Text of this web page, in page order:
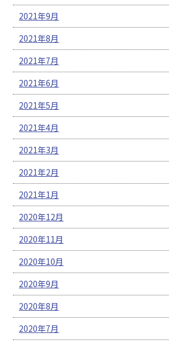
2021年9月
2021年8月
2021年7月
2021年6月
2021年5月
2021年4月
2021年3月
2021年2月
2021年1月
2020年12月
2020年11月
2020年10月
2020年9月
2020年8月
2020年7月